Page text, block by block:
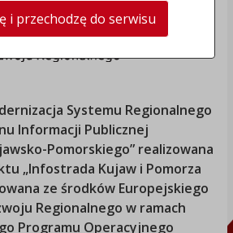
Systemu Regionalnego
Informacji Publicznej
Pomorskiego” realizowana
„Infostrada Kujaw i Pomorza
ze środków Europejskiego
Regionalnego w ramach
Programu Operacyjnego
i przechodzę do serwisu